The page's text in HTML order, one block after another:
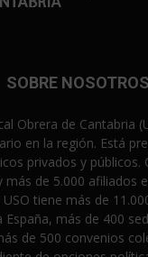
SOBRE NOSOTROS
Obrera de Cantabria
en la región. Está
privados y públicos.
más de 5.000 afiliados
tiene más de
España, más de 400
de 500 convenios